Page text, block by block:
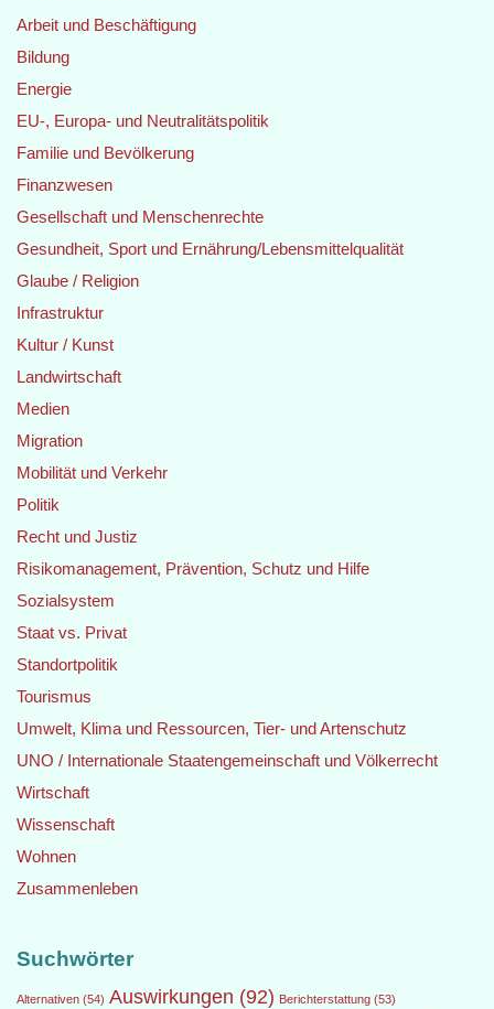
Arbeit und Beschäftigung
Bildung
Energie
EU-, Europa- und Neutralitätspolitik
Familie und Bevölkerung
Finanzwesen
Gesellschaft und Menschenrechte
Gesundheit, Sport und Ernährung/Lebensmittelqualität
Glaube / Religion
Infrastruktur
Kultur / Kunst
Landwirtschaft
Medien
Migration
Mobilität und Verkehr
Politik
Recht und Justiz
Risikomanagement, Prävention, Schutz und Hilfe
Sozialsystem
Staat vs. Privat
Standortpolitik
Tourismus
Umwelt, Klima und Ressourcen, Tier- und Artenschutz
UNO / Internationale Staatengemeinschaft und Völkerrecht
Wirtschaft
Wissenschaft
Wohnen
Zusammenleben
Suchwörter
Alternativen (54) Auswirkungen (92) Berichterstattung (53)